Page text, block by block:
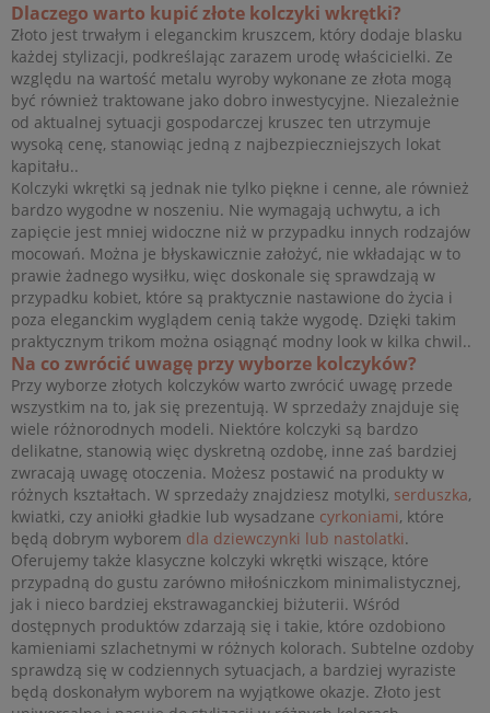
Dlaczego warto kupić złote kolczyki wkrętki?
Złoto jest trwałym i eleganckim kruszcem, który dodaje blasku
każdej stylizacji, podkreślając zarazem urodę właścicielki. Ze
względu na wartość metalu wyroby wykonane ze złota mogą
być również traktowane jako dobro inwestycyjne. Niezależnie
od aktualnej sytuacji gospodarczej kruszec ten utrzymuje
wysoką cenę, stanowiąc jedną z najbezpieczniejszych lokat
kapitału..
Kolczyki wkrętki są jednak nie tylko piękne i cenne, ale również
bardzo wygodne w noszeniu. Nie wymagają uchwytu, a ich
zapięcie jest mniej widoczne niż w przypadku innych rodzajów
mocowań. Można je błyskawicznie założyć, nie wkładając w to
prawie żadnego wysiłku, więc doskonale się sprawdzają w
przypadku kobiet, które są praktycznie nastawione do życia i
poza eleganckim wyglądem cenią także wygodę. Dzięki takim
praktycznym trikom można osiągnąć modny look w kilka chwil..
Na co zwrócić uwagę przy wyborze kolczyków?
Przy wyborze złotych kolczyków warto zwrócić uwagę przede
wszystkim na to, jak się prezentują. W sprzedaży znajduje się
wiele różnorodnych modeli. Niektóre kolczyki są bardzo
delikatne, stanowią więc dyskretną ozdobę, inne zaś bardziej
zwracają uwagę otoczenia. Możesz postawić na produkty w
różnych kształtach. W sprzedaży znajdziesz motylki, serduszka,
kwiatki, czy aniołki gładkie lub wysadzane cyrkoniami, które
będą dobrym wyborem dla dziewczynki lub nastolatki.
Oferujemy także klasyczne kolczyki wkrętki wiszące, które
przypadną do gustu zarówno miłośniczkom minimalistycznej,
jak i nieco bardziej ekstrawaganckiej biżuterii. Wśród
dostępnych produktów zdarzają się i takie, które ozdobiono
kamieniami szlachetnymi w różnych kolorach. Subtelne ozdoby
sprawdzą się w codziennych sytuacjach, a bardziej wyraziste
będą doskonałym wyborem na wyjątkowe okazje. Złoto jest